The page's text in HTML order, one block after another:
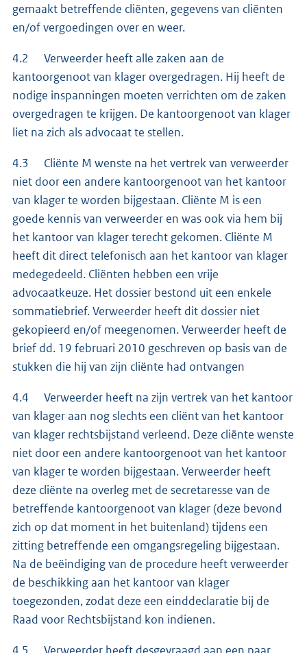
gemaakt betreffende cliënten, gegevens van cliënten
en/of vergoedingen over en weer.
4.2 Verweerder heeft alle zaken aan de
kantoorgenoot van klager overgedragen. Hij heeft de
nodige inspanningen moeten verrichten om de zaken
overgedragen te krijgen. De kantoorgenoot van klager
liet na zich als advocaat te stellen.
4.3 Cliënte M wenste na het vertrek van verweerder
niet door een andere kantoorgenoot van het kantoor
van klager te worden bijgestaan. Cliënte M is een
goede kennis van verweerder en was ook via hem bij
het kantoor van klager terecht gekomen. Cliënte M
heeft dit direct telefonisch aan het kantoor van klager
medegedeeld. Cliënten hebben een vrije
advocaatkeuze. Het dossier bestond uit een enkele
sommatiebrief. Verweerder heeft dit dossier niet
gekopieerd en/of meegenomen. Verweerder heeft de
brief dd. 19 februari 2010 geschreven op basis van de
stukken die hij van zijn cliënte had ontvangen
4.4 Verweerder heeft na zijn vertrek van het kantoor
van klager aan nog slechts een cliënt van het kantoor
van klager rechtsbijstand verleend. Deze cliënte wenste
niet door een andere kantoorgenoot van het kantoor
van klager te worden bijgestaan. Verweerder heeft
deze cliënte na overleg met de secretaresse van de
betreffende kantoorgenoot van klager (deze bevond
zich op dat moment in het buitenland) tijdens een
zitting betreffende een omgangsregeling bijgestaan.
Na de beëindiging van de procedure heeft verweerder
de beschikking aan het kantoor van klager
toegezonden, zodat deze een einddeclaratie bij de
Raad voor Rechtsbijstand kon indienen.